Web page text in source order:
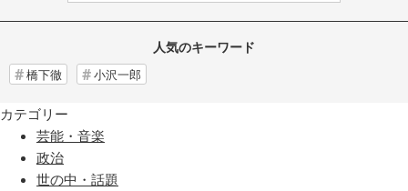
人気のキーワード
橋下徹 小沢一郎
カテゴリー
芸能・音楽
政治
世の中・話題